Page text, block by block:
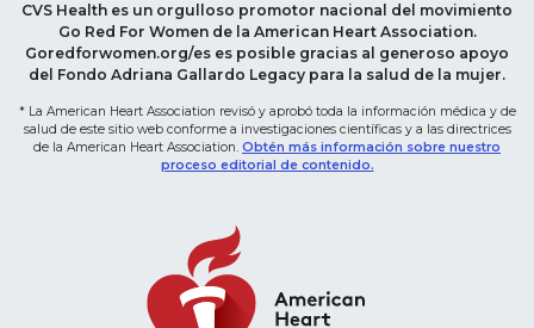
CVS Health es un orgulloso promotor nacional del movimiento
Go Red For Women de la American Heart Association.
Goredforwomen.org/es es posible gracias al generoso apoyo
del Fondo Adriana Gallardo Legacy para la salud de la mujer.
* La American Heart Association revisó y aprobó toda la información médica y de
salud de este sitio web conforme a investigaciones científicas y a las directrices
de la American Heart Association. Obtén más información sobre nuestro
proceso editorial de contenido.